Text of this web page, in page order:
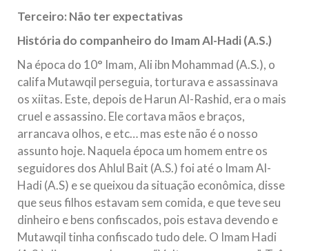
Terceiro: Não ter expectativas
História do companheiro do Imam Al-Hadi (A.S.)
Na época do 10° Imam, Ali ibn Mohammad (A.S.), o
califa Mutawqil perseguia, torturava e assassinava
os xiitas. Este, depois de Harun Al-Rashid, era o mais
cruel e assassino. Ele cortava mãos e braços,
arrancava olhos, e etc… mas este não é o nosso
assunto hoje. Naquela época um homem entre os
seguidores dos Ahlul Bait (A.S.) foi até o Imam Al-
Hadi (A.S) e se queixou da situação econômica, disse
que seus filhos estavam sem comida, e que teve seu
dinheiro e bens confiscados, pois estava devendo e
Mutawqil tinha confiscado tudo dele. O Imam Hadi